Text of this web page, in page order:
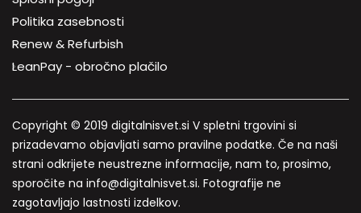
Politika zasebnosti
Renew & Refurbish
LeanPay - obročno plačilo
Copyright © 2019 digitalnisvet.si V spletni trgovini si
prizadevamo objavljati samo pravilne podatke. Če na naši
strani odkrijete neustrezne informacije, nam to, prosimo,
sporočite na info@digitalnisvet.si. Fotografije ne
zagotavljajo lastnosti izdelkov.